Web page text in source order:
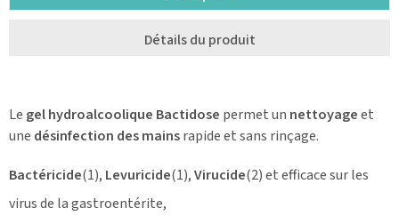
Détails du produit
Le gel hydroalcoolique Bactidose permet un nettoyageet
une désinfection des mainsrapide et sans rinçage.
Bactéricide(1), Levuricide(1),Virucide(2) et efficace sur les
virus de la gastroentérite,